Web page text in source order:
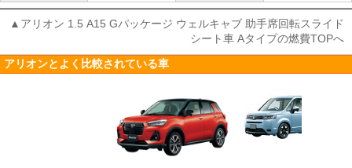
▲アリオン 1.5 A15 Gパッケージ ウェルキャブ 助手席回転スライド
シート車 Aタイプの燃費TOPへ
アリオンとよく比較されている車